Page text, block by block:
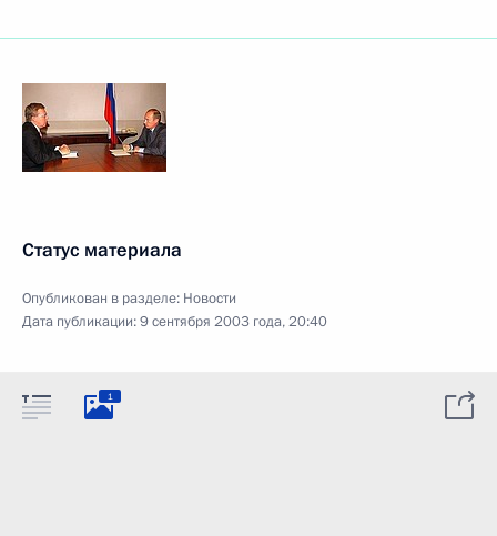
Статус материала
Опубликован в разделе: Новости
Дата публикации:9 сентября 2003 года, 20:40
1